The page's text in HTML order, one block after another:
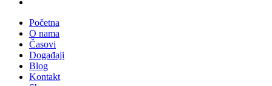
Početna
O nama
Časovi
Događaji
Blog
Kontakt